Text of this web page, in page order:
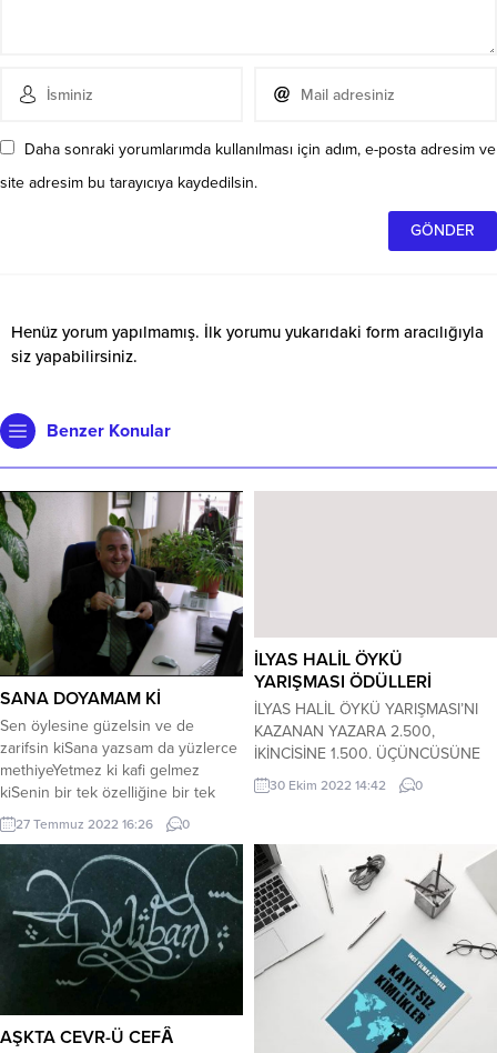
Daha sonraki yorumlarımda kullanılması için adım, e-posta adresim ve
site adresim bu tarayıcıya kaydedilsin.
Henüz yorum yapılmamış. İlk yorumu yukarıdaki form aracılığıyla
siz yapabilirsiniz.
Benzer Konular
SANA DOYAMAM Kİ
Sen öylesine güzelsin ve de
zarifsin kiSana yazsam da yüzlerce
methiyeYetmez ki kafi gelmez
kiSenin bir tek özelliğine bir tek
güzelliğineSeni bir ömür aşkla
sevsem deKollarımla seni her gün
sıkıca sarsam daSana doyamam
kiSana öylesine bağlı bağımlı
yaşıyorum kiSeninle koskocaman
bir ömrü yaşasak daBir gün bir
gece bile sayamam
kiYaşadıkçaKimseye...
27 Temmuz 2022 16:26 0
İLYAS HALİL ÖYKÜ
YARIŞMASI ÖDÜLLERİ
İLYAS HALİL ÖYKÜ YARIŞMASI’NI
KAZANAN YAZARA 2.500,
İKİNCİSİNE 1.500. ÜÇÜNCÜSÜNE
1.000 LİRA ÖDENECEK.(SON
BAŞVURU TARİHİ.30 KASIM 2022
Edebiyat Dergisi, İlyas Halil Öykü
Yarışması düzenledi. Buna göre bir
öykünüzü, Türkçe. 12 punto, Times
New Roman. 1.5 satır aralığıyla 5
(Beş) A4 sayfayı geçmeden, kâğıdın
bir yüzüne. üst sağ köşesine
sadece rumuz...
30 Ekim 2022 14:42 0
AŞKTA CEVR-Ü CEFÂ